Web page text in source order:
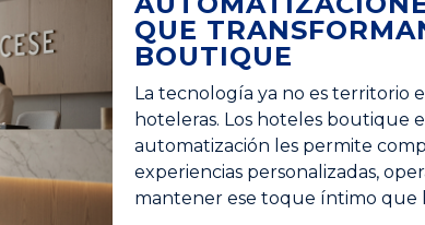
QUE
BOUTIQUE
La tecnología ya no es territorio
hoteleras. Los hoteles boutique
automatización les permite
experiencias personalizadas,
mantener ese toque íntimo que